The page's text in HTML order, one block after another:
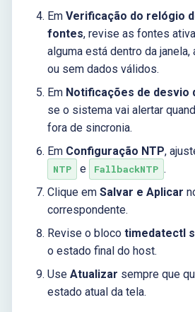
Em Verificação do relógio
fontes, revise as fontes
alguma está dentro da janela,
ou sem dados válidos.
Em Notificações de desvio
se o sistema vai alertar
fora de sincronia.
Em Configuração NTP,
NTP e FallbackNTP .
Clique em Salvar e Aplicar
correspondente.
Revise o bloco timedatectl
o estado final do host.
Use Atualizar sempre que
estado atual da tela.